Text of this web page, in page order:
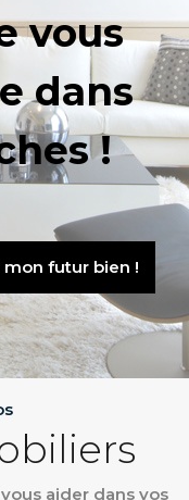
vous
dans
!
mon futur bien !
aider dans vos